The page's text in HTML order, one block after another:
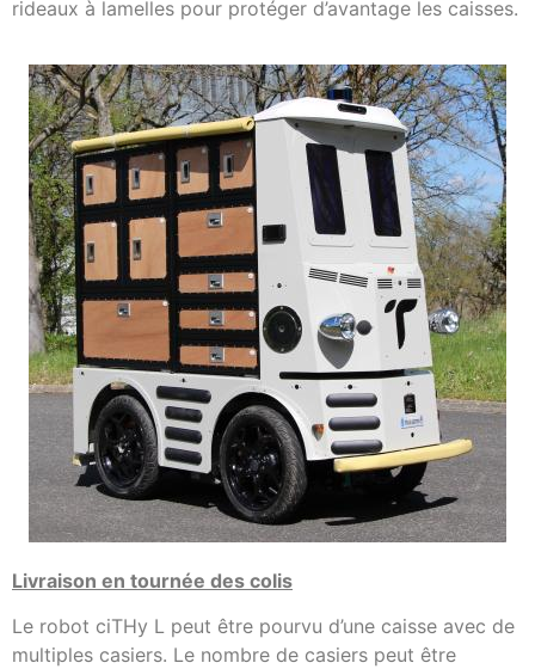
rideaux à lamelles pour protéger d’avantage les caisses.
Livraison en tournée des colis
Le robot ciTHy L peut être pourvu d’une caisse avec de
multiples casiers. Le nombre de casiers peut être